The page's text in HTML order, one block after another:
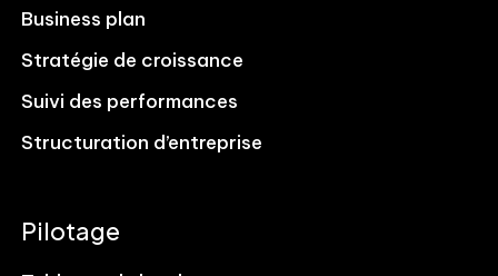
Business plan
Stratégie de croissance
Suivi des performances
Structuration d’entreprise
Pilotage